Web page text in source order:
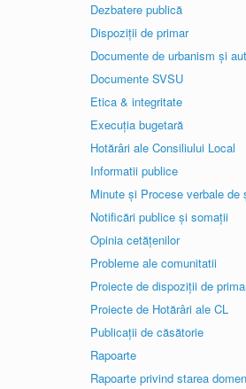
Dezbatere publică
Dispoziții de primar
Documente de urbanism și
Documente SVSU
Etica & integritate
Execuția bugetară
Hotărâri ale Consiliului Local
Informatii publice
Minute și Procese verbale de
Notificări publice și somații
Opinia cetățenilor
Probleme ale comunitatii
Proiecte de dispoziții de
Proiecte de Hotărâri ale CL
Publicații de căsătorie
Rapoarte
Rapoarte privind starea